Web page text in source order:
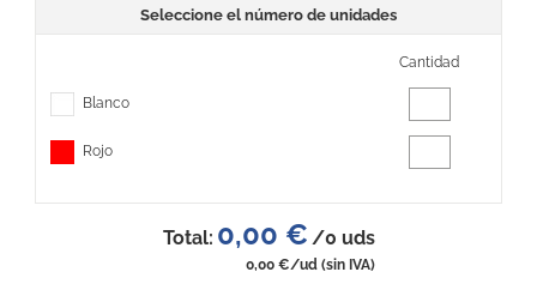
Seleccione el número de unidades
Cantidad
Blanco
Rojo
Total: 0,00 € /0 uds
0,00 €/ud (sin IVA)